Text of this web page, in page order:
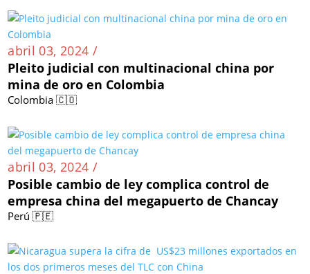
abril 03, 2024 /
Pleito judicial con multinacional china por
mina de oro en Colombia
Colombia 🇨🇴
abril 03, 2024 /
Posible cambio de ley complica control de
empresa china del megapuerto de Chancay
Perú 🇵🇪